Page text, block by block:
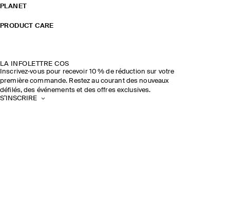
PLANET
PRODUCT CARE
LA INFOLETTRE COS
Inscrivez‑vous pour recevoir 10 % de réduction sur votre
première commande. Restez au courant des nouveaux
défilés, des événements et des offres exclusives.
S’INSCRIRE